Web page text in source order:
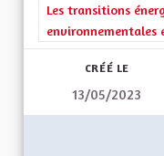
Filtrer les résultats
Les transitions
environnementales
CRÉÉ LE
13/05/2023